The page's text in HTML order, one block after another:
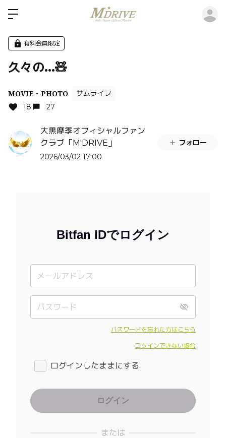
有料会員限定
久々の...🧸
MOVIE・PHOTO
サムライフ
18
27
大黒摩季オフィシャルファン
クラブ「M'DRIVE」
2026/03/02 17:00
フォロー
Bitfan IDでログイン
パスワードを忘れた方はこちら
ログインできない場合
ログインしたままにする
または